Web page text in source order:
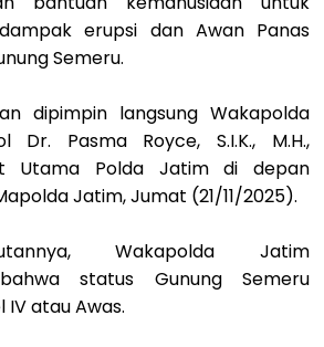
erupsi dan Awan Panas
Semeru.
dipimpin langsung Wakapolda
Dr. Pasma Royce, S.I.K., M.H.,
Utama Polda Jatim di depan
Jatim, Jumat (21/11/2025).
Wakapolda Jatim
status Gunung Semeru
atau Awas.